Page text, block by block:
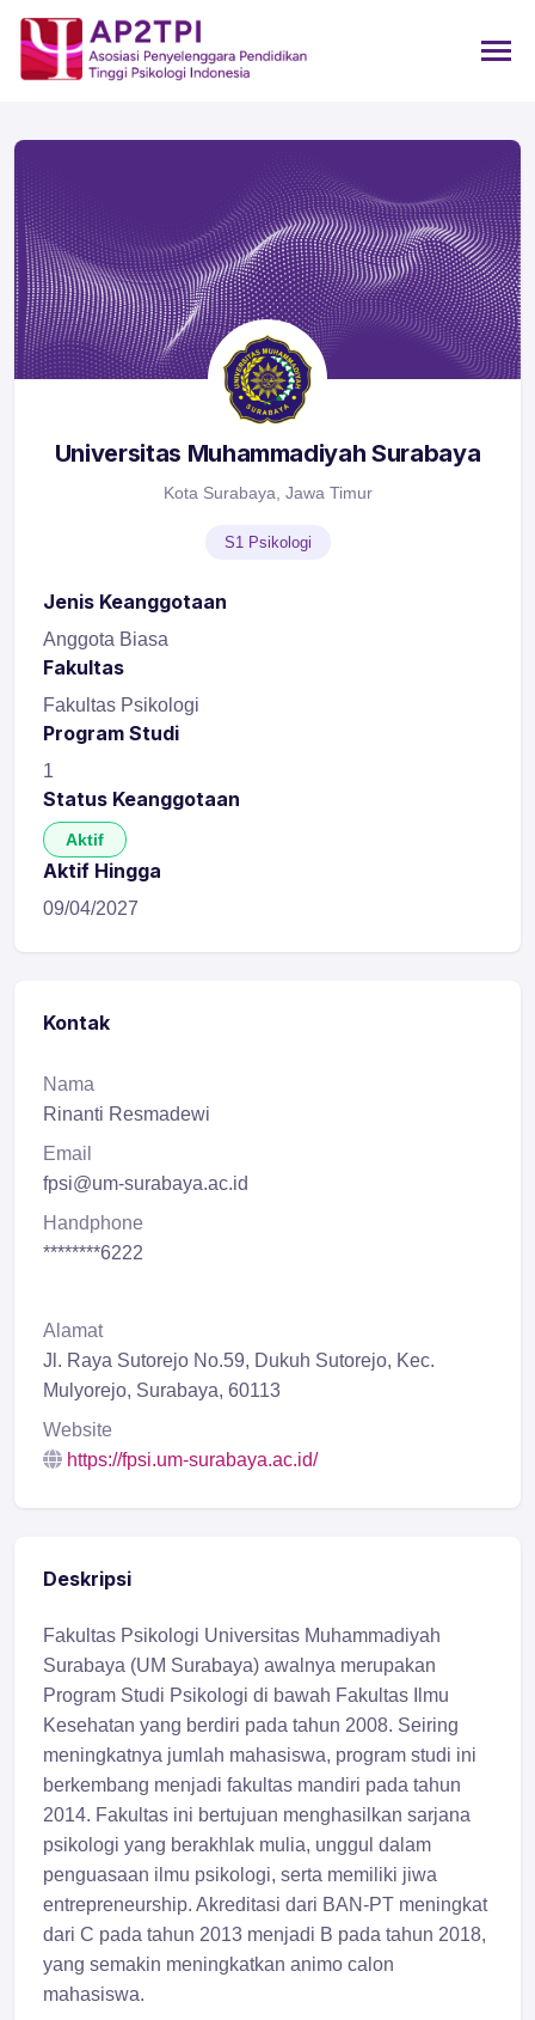
Universitas Muhammadiyah Surabaya
Kota Surabaya, Jawa Timur
S1 Psikologi
Jenis Keanggotaan
Anggota Biasa
Fakultas
Fakultas Psikologi
Program Studi
1
Status Keanggotaan
Aktif
Aktif Hingga
09/04/2027
Kontak
Nama
Rinanti Resmadewi
Email
fpsi@um-surabaya.ac.id
Handphone
********6222
Alamat
Jl. Raya Sutorejo No.59, Dukuh Sutorejo, Kec.
Mulyorejo, Surabaya, 60113
Website
https://fpsi.um-surabaya.ac.id/
Deskripsi
Fakultas Psikologi Universitas Muhammadiyah
Surabaya (UM Surabaya) awalnya merupakan
Program Studi Psikologi di bawah Fakultas Ilmu
Kesehatan yang berdiri pada tahun 2008. Seiring
meningkatnya jumlah mahasiswa, program studi ini
berkembang menjadi fakultas mandiri pada tahun
2014. Fakultas ini bertujuan menghasilkan sarjana
psikologi yang berakhlak mulia, unggul dalam
penguasaan ilmu psikologi, serta memiliki jiwa
entrepreneurship. Akreditasi dari BAN-PT meningkat
dari C pada tahun 2013 menjadi B pada tahun 2018,
yang semakin meningkatkan animo calon
mahasiswa.